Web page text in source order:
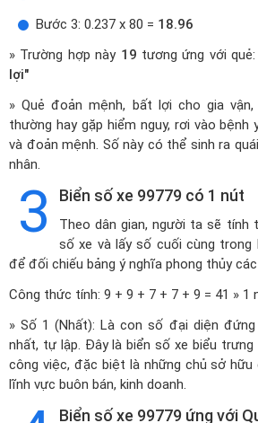
Bước 3: 0.237 x 80 = 18.96
» Trường hợp này 19 tương ứng với quẻ:
lợi"
» Quẻ đoản mệnh, bất lợi cho gia
thường hay gặp hiểm nguy, rơi vào bệnh
và đoản mệnh. Số này có thể sinh ra
nhân.
3 Biển số xe 99779 có 1 nút
Theo dân gian, người ta sẽ tính
số xe và lấy số cuối cùng
để đối chiếu bảng ý nghĩa phong thủy
Công thức tính: 9 + 9 + 7 + 7 + 9 = 41 » 1
» Số 1 (Nhất): Là con số đại diện
nhất, tự lập. Đây là biển số xe biểu
công việc, đặc biệt là những chủ sở
lĩnh vực buôn bán, kinh doanh.
Biển số xe 99779 ứng với